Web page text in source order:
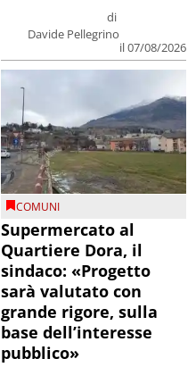
di
Davide Pellegrino
il 07/08/2026
COMUNI
Supermercato al
Quartiere Dora, il
sindaco: «Progetto
sarà valutato con
grande rigore, sulla
base dell’interesse
pubblico»